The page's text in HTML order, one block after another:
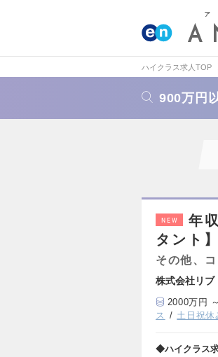
ハイクラス求人TOP
900万円
NEW
年
タント
その他、
株式会社リブ
2000万円
ス
土日祝休
◆ハイクラス